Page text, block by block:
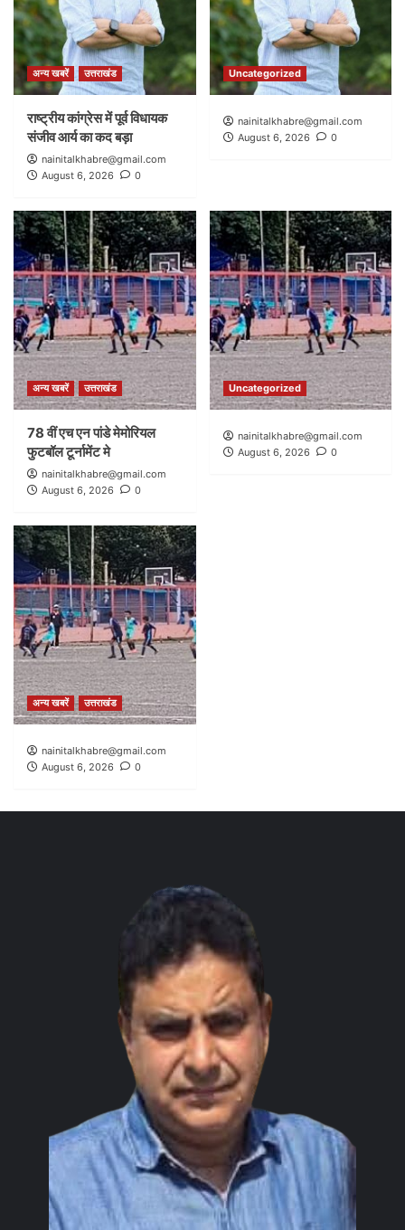
अन्य खबरें उत्तराखंड
राष्ट्रीय कांग्रेस में पूर्व विधायक
संजीव आर्य का कद बड़ा
nainitalkhabre@gmail.com
August 6, 2026
0
Uncategorized
nainitalkhabre@gmail.com
August 6, 2026
0
अन्य खबरें उत्तराखंड
78 वीं एच एन पांडे मेमोरियल
फुटबॉल टूर्नामेंट मे
nainitalkhabre@gmail.com
August 6, 2026
0
Uncategorized
nainitalkhabre@gmail.com
August 6, 2026
0
अन्य खबरें उत्तराखंड
nainitalkhabre@gmail.com
August 6, 2026
0